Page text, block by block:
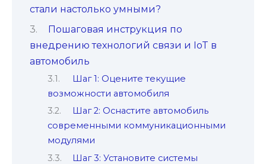
стали настолько умными?
Пошаговая инструкция по
внедрению технологий связи и IoT в
автомобиль
Шаг 1: Оцените текущие
возможности автомобиля
Шаг 2: Оснастите автомобиль
современными коммуникационными
модулями
Шаг 3: Установите системы